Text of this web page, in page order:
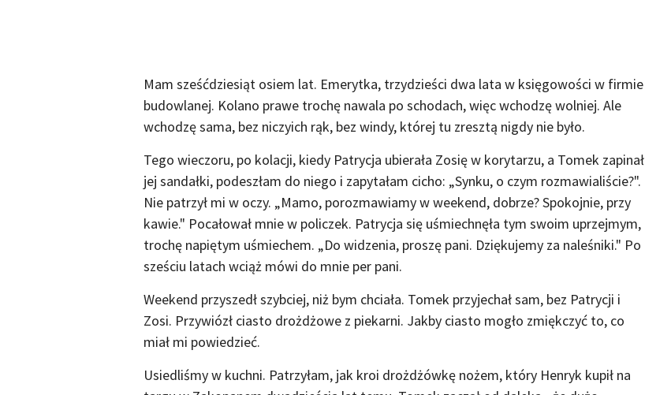
Mam sześćdziesiąt osiem lat. Emerytka, trzydzieści dwa lata w księgowości w firmie
budowlanej. Kolano prawe trochę nawala po schodach, więc wchodzę wolniej. Ale
wchodzę sama, bez niczyich rąk, bez windy, której tu zresztą nigdy nie było.
Tego wieczoru, po kolacji, kiedy Patrycja ubierała Zosię w korytarzu, a Tomek zapinał
jej sandałki, podeszłam do niego i zapytałam cicho: „Synku, o czym rozmawialiście?".
Nie patrzył mi w oczy. „Mamo, porozmawiamy w weekend, dobrze? Spokojnie, przy
kawie." Pocałował mnie w policzek. Patrycja się uśmiechnęła tym swoim uprzejmym,
trochę napiętym uśmiechem. „Do widzenia, proszę pani. Dziękujemy za naleśniki." Po
sześciu latach wciąż mówi do mnie per pani.
Weekend przyszedł szybciej, niż bym chciała. Tomek przyjechał sam, bez Patrycji i
Zosi. Przywiózł ciasto drożdżowe z piekarni. Jakby ciasto mogło zmiękczyć to, co
miał mi powiedzieć.
Usiedliśmy w kuchni. Patrzyłam, jak kroi drożdżówkę nożem, który Henryk kupił na